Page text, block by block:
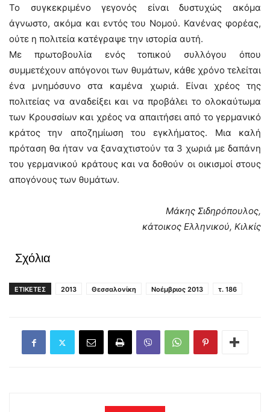
Το συγκεκριμένο γεγονός είναι δυστυχώς ακόμα
άγνωστο, ακόμα και εντός του Νομού. Κανένας φορέας,
ούτε η πολιτεία κατέγραψε την ιστορία αυτή.
Με πρωτοβουλία ενός τοπικού συλλόγου όπου
συμμετέχουν απόγονοι των θυμάτων, κάθε χρόνο τελείται
ένα μνημόσυνο στα καμένα χωριά. Είναι χρέος της
πολιτείας να αναδείξει και να προβάλει το ολοκαύτωμα
των Κρουσσίων και χρέος να απαιτήσει από το γερμανικό
κράτος την αποζημίωση του εγκλήματος. Μια καλή
πρόταση θα ήταν να ξαναχτιστούν τα 3 χωριά με δαπάνη
του γερμανικού κράτους και να δοθούν οι οικισμοί στους
απογόνους των θυμάτων.
Μάκης Σιδηρόπουλος,
κάτοικος Ελληνικού, Κιλκίς
Σχόλια
ΕΤΙΚΕΤΕΣ 2013 Θεσσαλονίκη Νοέμβριος 2013 τ. 186